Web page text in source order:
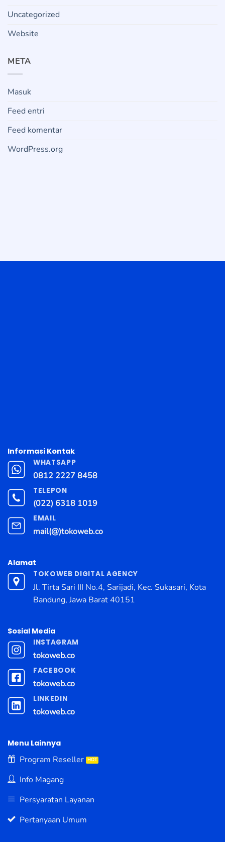
Uncategorized
Website
META
Masuk
Feed entri
Feed komentar
WordPress.org
Informasi Kontak
WHATSAPP
0812 2227 8458
TELEPON
(022) 6318 1019
EMAIL
mail(@)tokoweb.co
Alamat
TOKOWEB DIGITAL AGENCY
Jl. Tirta Sari III No.4, Sarijadi, Kec. Sukasari, Kota
Bandung, Jawa Barat 40151
Sosial Media
INSTAGRAM
tokoweb.co
FACEBOOK
tokoweb.co
LINKEDIN
tokoweb.co
Menu Lainnya
Program Reseller
Info Magang
Persyaratan Layanan
Pertanyaan Umum